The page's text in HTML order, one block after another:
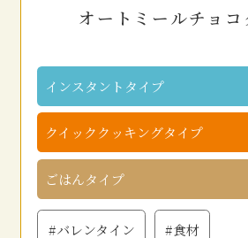
オートミールチョコ
インスタントタイプ
クイッククッキングタイプ
ごはんタイプ
#バレンタイン #食材